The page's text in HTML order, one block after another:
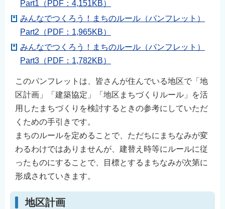
Part1（PDF：4,151KB）
みんなでつくろう！まちのルール（パンフレット）
Part2（PDF：1,965KB）
みんなでつくろう！まちのルール（パンフレット）
Part3（PDF：1,782KB）
このパンフレットは、皆さんが住んでいる地区で「地
区計画」「建築協定」「地区まちづくりルール」を活
用したまちづくりを検討するときの参考にしていただ
くための手引きです。
まちのルールを定めることで、ただちにまちなみが変
わるわけではありませんが、建替え時等にルールに従
ったものにすることで、目標とするまちなみが次第に
形成されていきます。
地区計画